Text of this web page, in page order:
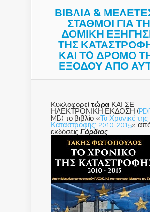
ΒΙΒΛΙΑ &
ΣΤΑΘΜΟΙ ΓΙΑ ΤΗ
ΔΟΜΙΚΗ
ΤΗΣ
ΚΑΙ ΤO ΔΡΟΜΟ
ΕΞΟΔΟΥ ΑΠΟ
Κυκλοφορεί τώρα ΚΑΙ ΣΕ
ΗΛΕΚΤΡΟΝΙΚΗ ΕΚΔΟΣΗ (
MB) το βιβλίο «Το Χρονικό της
Καταστροφής: 2010-2015» από
εκδόσεις Γόρδιος